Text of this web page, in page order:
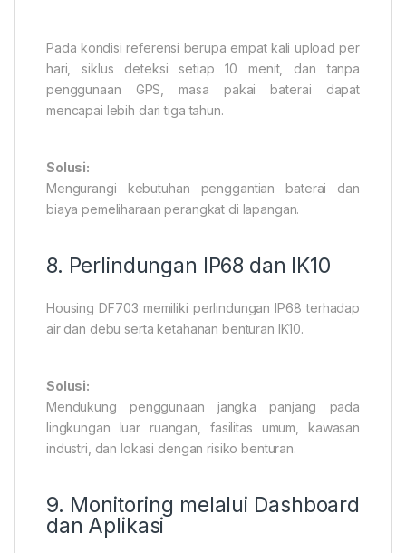
Pada kondisi referensi berupa empat kali upload per
hari, siklus deteksi setiap 10 menit, dan tanpa
penggunaan GPS, masa pakai baterai dapat
mencapai lebih dari tiga tahun.
Solusi:
Mengurangi kebutuhan penggantian baterai dan
biaya pemeliharaan perangkat di lapangan.
8. Perlindungan IP68 dan IK10
Housing DF703 memiliki perlindungan IP68 terhadap
air dan debu serta ketahanan benturan IK10.
Solusi:
Mendukung penggunaan jangka panjang pada
lingkungan luar ruangan, fasilitas umum, kawasan
industri, dan lokasi dengan risiko benturan.
9. Monitoring melalui Dashboard
dan Aplikasi